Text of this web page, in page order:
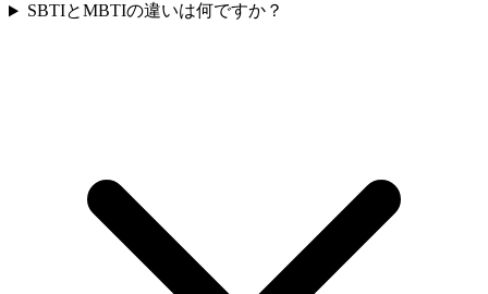
SBTIとMBTIの違いは何ですか？